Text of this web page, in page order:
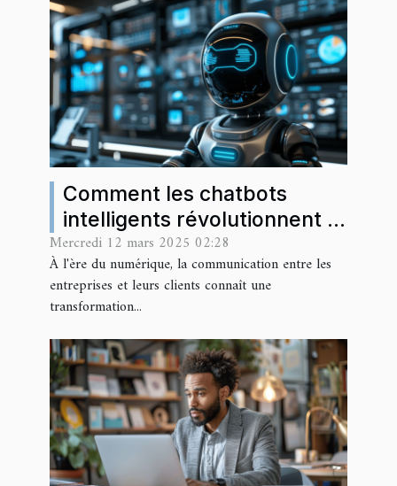
Comment les chatbots
intelligents révolutionnent la
communication client
Mercredi 12 mars 2025 02:28
À l'ère du numérique, la communication entre les
entreprises et leurs clients connaît une
transformation...